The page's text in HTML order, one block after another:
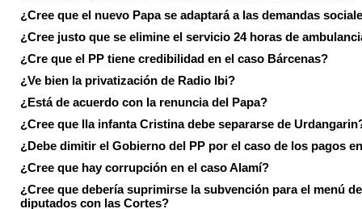
¿Cree que el nuevo Papa se adaptará a las demandas
¿Cree justo que se elimine el servicio 24 horas de
¿Cre que el PP tiene credibilidad en el caso Bárcenas?
¿Ve bien la privatización de Radio Ibi?
¿Está de acuerdo con la renuncia del Papa?
¿Cree que lla infanta Cristina debe separarse de
¿Debe dimitir el Gobierno del PP por el caso de los pagos
¿Cree que hay corrupción en el caso Alamí?
¿Cree que debería suprimirse la subvención para el menú
diputados con las Cortes?